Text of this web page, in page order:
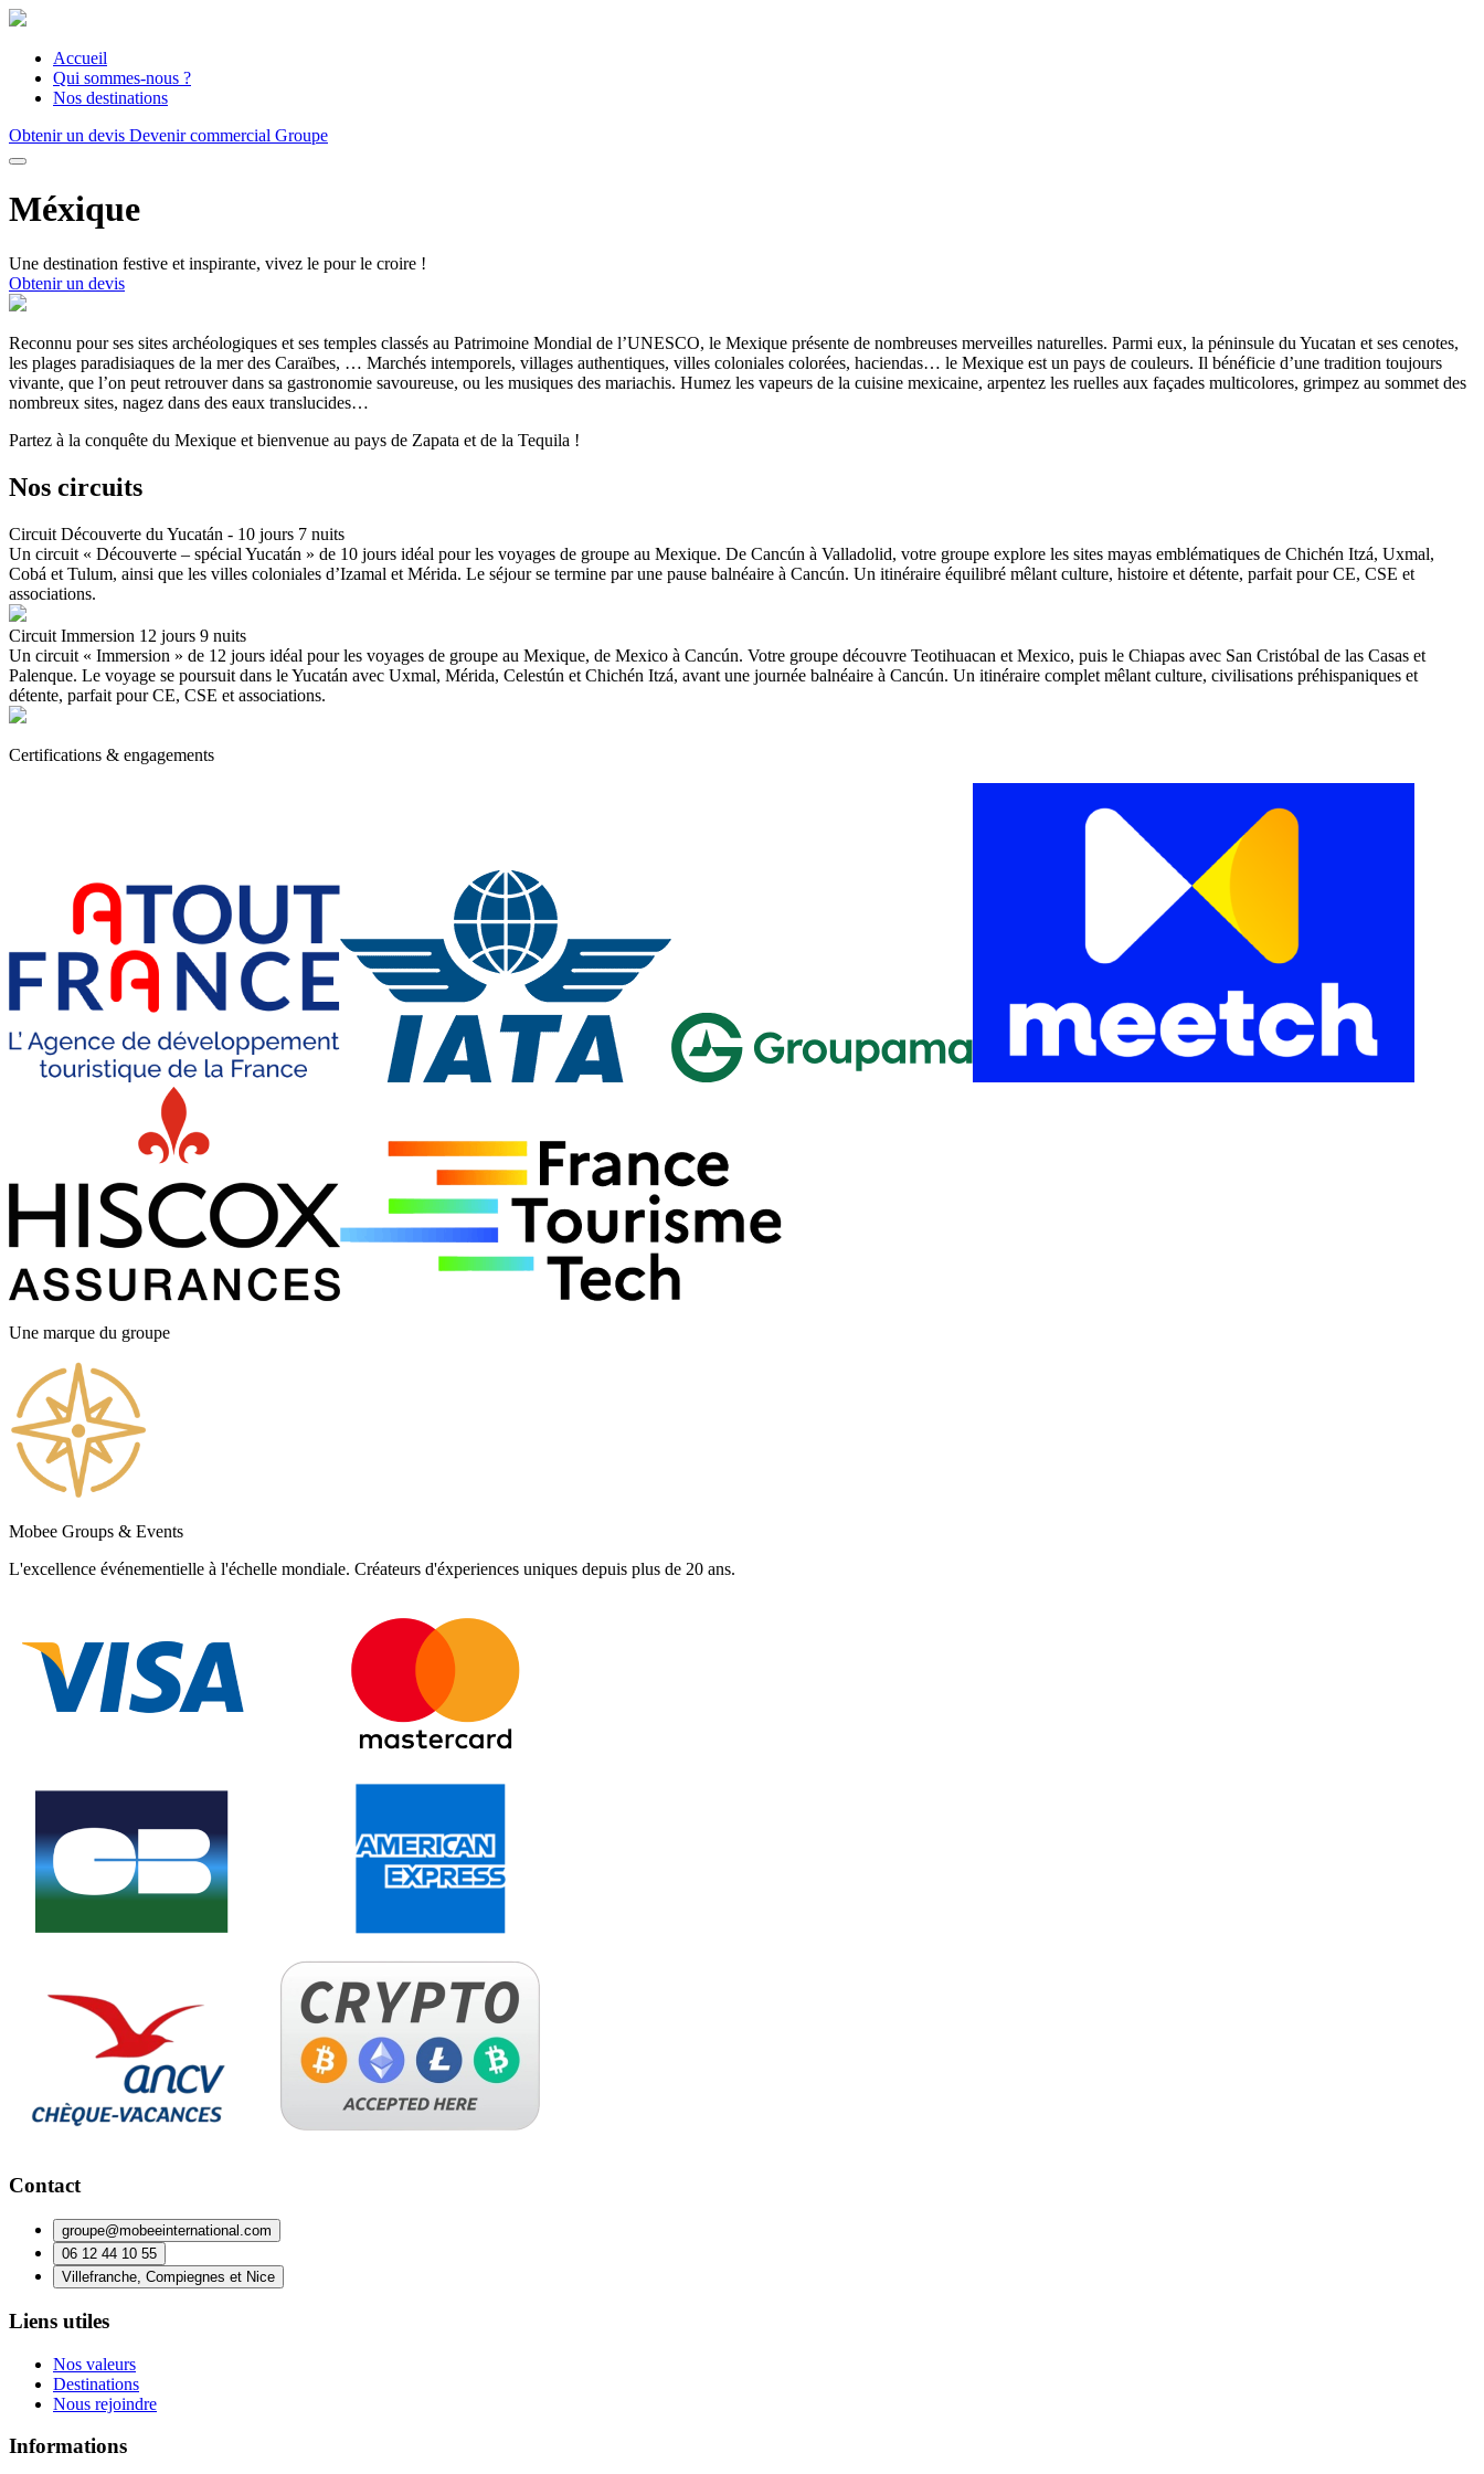
Accueil
Qui sommes-nous ?
Nos destinations
Obtenir un devis Devenir commercial Groupe
Méxique
Une destination festive et inspirante, vivez le pour le croire !
Obtenir un devis
Reconnu pour ses sites archéologiques et ses temples classés au Patrimoine Mondial de l’UNESCO, le Mexique présente de nombreuses merveilles naturelles. Parmi eux, la péninsule du Yucatan et ses cenotes,
les plages paradisiaques de la mer des Caraïbes, … Marchés intemporels, villages authentiques, villes coloniales colorées, haciendas… le Mexique est un pays de couleurs. Il bénéficie d’une tradition toujours
vivante, que l’on peut retrouver dans sa gastronomie savoureuse, ou les musiques des mariachis. Humez les vapeurs de la cuisine mexicaine, arpentez les ruelles aux façades multicolores, grimpez au sommet des
nombreux sites, nagez dans des eaux translucides…
Partez à la conquête du Mexique et bienvenue au pays de Zapata et de la Tequila !
Nos circuits
Circuit Découverte du Yucatán - 10 jours 7 nuits
Un circuit « Découverte – spécial Yucatán » de 10 jours idéal pour les voyages de groupe au Mexique. De Cancún à Valladolid, votre groupe explore les sites mayas emblématiques de Chichén Itzá, Uxmal,
Cobá et Tulum, ainsi que les villes coloniales d’Izamal et Mérida. Le séjour se termine par une pause balnéaire à Cancún. Un itinéraire équilibré mêlant culture, histoire et détente, parfait pour CE, CSE et
associations.
Circuit Immersion 12 jours 9 nuits
Un circuit « Immersion » de 12 jours idéal pour les voyages de groupe au Mexique, de Mexico à Cancún. Votre groupe découvre Teotihuacan et Mexico, puis le Chiapas avec San Cristóbal de las Casas et
Palenque. Le voyage se poursuit dans le Yucatán avec Uxmal, Mérida, Celestún et Chichén Itzá, avant une journée balnéaire à Cancún. Un itinéraire complet mêlant culture, civilisations préhispaniques et
détente, parfait pour CE, CSE et associations.
Certifications & engagements
Une marque du groupe
Mobee Groups & Events
L'excellence événementielle à l'échelle mondiale. Créateurs d'éxperiences uniques depuis plus de 20 ans.
Contact
groupe@mobeeinternational.com
06 12 44 10 55
Villefranche, Compiegnes et Nice
Liens utiles
Nos valeurs
Destinations
Nous rejoindre
Informations